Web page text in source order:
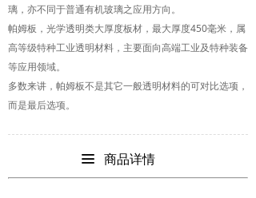
璃，亦不同于普通有机玻璃之应用方向。
帕姆板，光学透明类大厚度板材，最大厚度450毫米，属
高等级特种工业透明材料，主要面向高端工业及特种装备
等应用领域。
多数来讲，帕姆板不是其它一般透明材料的可对比选项，
而是最后选项。
商品详情
끀